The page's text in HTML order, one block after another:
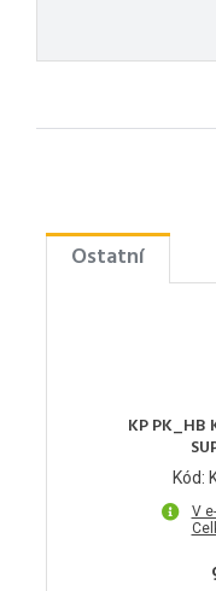
Ostatní
KP PK_HB
Kód:
V